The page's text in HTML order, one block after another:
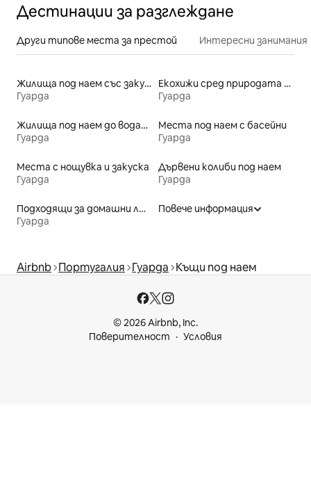
Дестинации за разглеждане
Други типове места за престой Интересни занимания
Жилища под наем със закуска
Гуарда
Екохижи сред природата под наем
Гуарда
Жилища под наем до водата
Гуарда
Места под наем с басейни
Гуарда
Места с нощувка и закуска
Гуарда
Дървени колиби под наем
Гуарда
Подходящи за домашни любимци места под наем
Гуарда
Повече информация
Airbnb Португалия Гуарда Къщи под наем
© 2026 Airbnb, Inc.
Поверителност
Условия